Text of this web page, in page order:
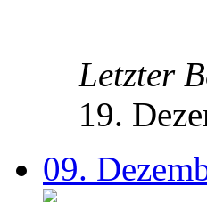
Letzter
19.
09.